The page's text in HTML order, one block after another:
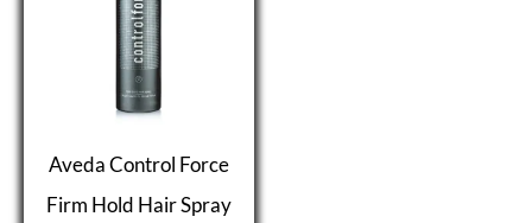
Aveda Control Force
Firm Hold Hair Spray